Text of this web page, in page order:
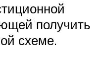
получить
схеме.